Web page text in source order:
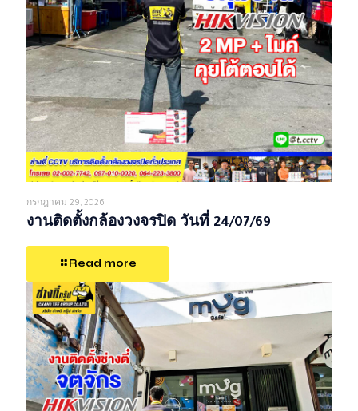
กรกฎาคม 29, 2026
งานติดตั้งกล้องวงจรปิด วันที่ 24/07/69
Read more